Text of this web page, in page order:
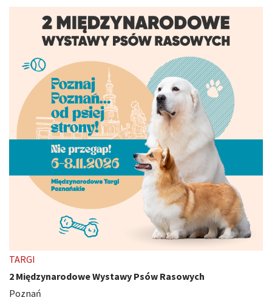
TARGI
2 Międzynarodowe Wystawy Psów Rasowych
Poznań